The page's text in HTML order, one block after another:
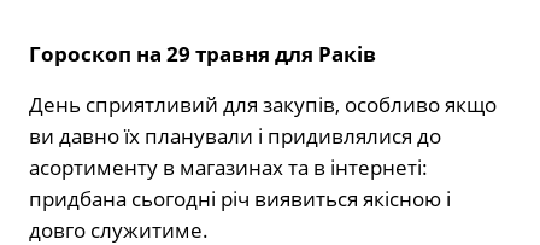
Гороскоп на 29 травня для Раків
День сприятливий для закупів, особливо якщо
ви давно їх планували і придивлялися до
асортименту в магазинах та в інтернеті:
придбана сьогодні річ виявиться якісною і
довго служитиме.